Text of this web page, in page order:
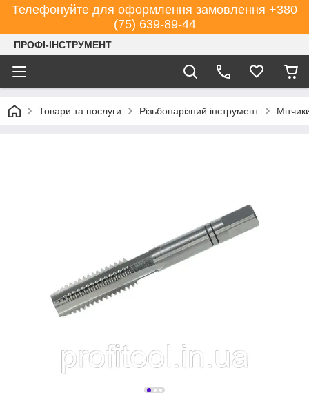
Телефонуйте для оформлення замовлення +380
(75) 639-89-44
ПРОФІ-ІНСТРУМЕНТ
Товари та послуги Різьбонарізний інструмент